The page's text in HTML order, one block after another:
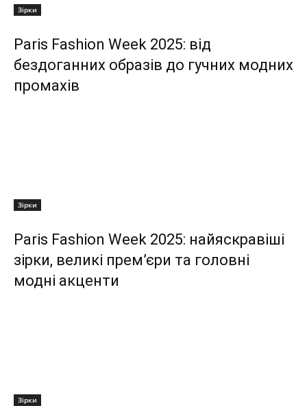
Зірки
Paris Fashion Week 2025: від
бездоганних образів до гучних модних
промахів
Зірки
Paris Fashion Week 2025: найяскравіші
зірки, великі прем’єри та головні
модні акценти
Зірки